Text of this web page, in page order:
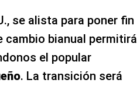
se alista para poner fin
cambio bianual permitirá
el popular
. La transición será